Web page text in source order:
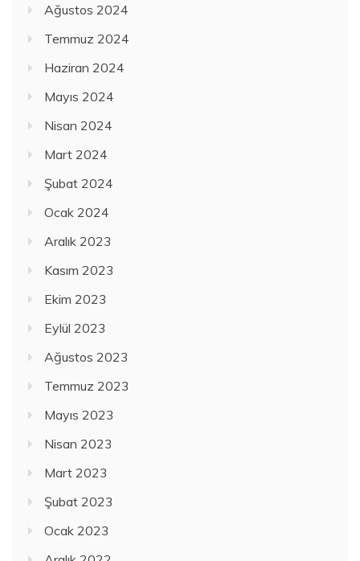
Ağustos 2024
Temmuz 2024
Haziran 2024
Mayıs 2024
Nisan 2024
Mart 2024
Şubat 2024
Ocak 2024
Aralık 2023
Kasım 2023
Ekim 2023
Eylül 2023
Ağustos 2023
Temmuz 2023
Mayıs 2023
Nisan 2023
Mart 2023
Şubat 2023
Ocak 2023